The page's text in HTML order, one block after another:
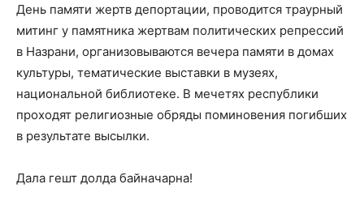
День памяти жертв депортации, проводится траурный
митинг у памятника жертвам политических репрессий
в Назрани, организовываются вечера памяти в домах
культуры, тематические выставки в музеях,
национальной библиотеке. В мечетях республики
проходят религиозные обряды поминовения погибших
в результате высылки.
Дала гешт долда байначарна!